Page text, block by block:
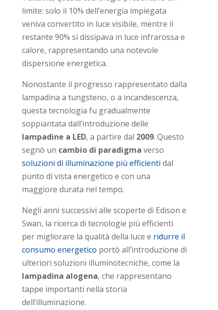
limite: solo il 10% dell’energia impiegata
veniva convertito in luce visibile, mentre il
restante 90% si dissipava in luce infrarossa e
calore, rappresentando una notevole
dispersione energetica.
Nonostante il progresso rappresentato dalla
lampadina a tungsteno, o a incandescenza,
questa tecnologia fu gradualmente
soppiantata dall’introduzione delle
lampadine a LED, a partire dal 2009. Questo
segnò un cambio di paradigma verso
soluzioni di illuminazione più efficienti dal
punto di vista energetico e con una
maggiore durata nel tempo.
Negli anni successivi alle scoperte di Edison e
Swan, la ricerca di tecnologie più efficienti
per migliorare la qualità della luce e ridurre il
consumo energetico portò all’introduzione di
ulteriori soluzioni illuminotecniche, come la
lampadina alogena, che rappresentano
tappe importanti nella storia
dell’illuminazione.